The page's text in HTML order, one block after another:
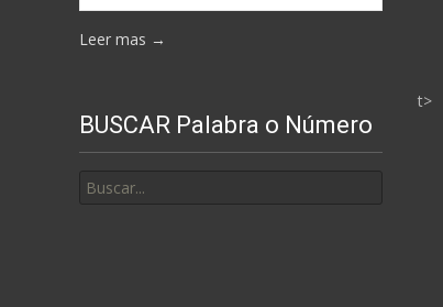
Leer mas →
BUSCAR Palabra o Número
por:
t>